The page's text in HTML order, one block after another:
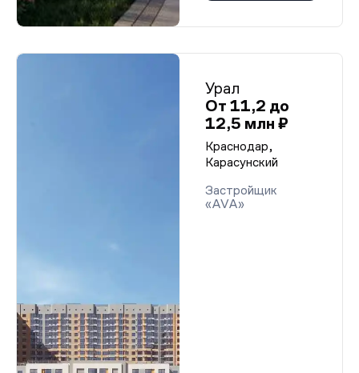
Урал
От 11,2 до
12,5 млн ₽
Краснодар,
Карасунский
Застройщик
«AVA»